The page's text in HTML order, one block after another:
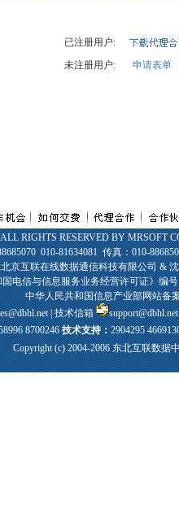
已注册用户:
未注册用户:
申请表单
RIGHTS RESERVED BY
010-81634081 传真：010-
京互联在线数据通信科技有限公司 &
电信与信息服务业务经营许可证》编号
中华人民共和国信息产业部网站备
| 技术信箱 support@dbhl.net
8700246技术支持：2904295
Copyright (c) 2004-2006 东北互联数据